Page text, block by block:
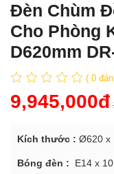
Đèn Chùm
Cho Phòng
D620mm
( 0
9,945,000đ
Kích thước : Ø620 x
Bóng đèn : E14 x